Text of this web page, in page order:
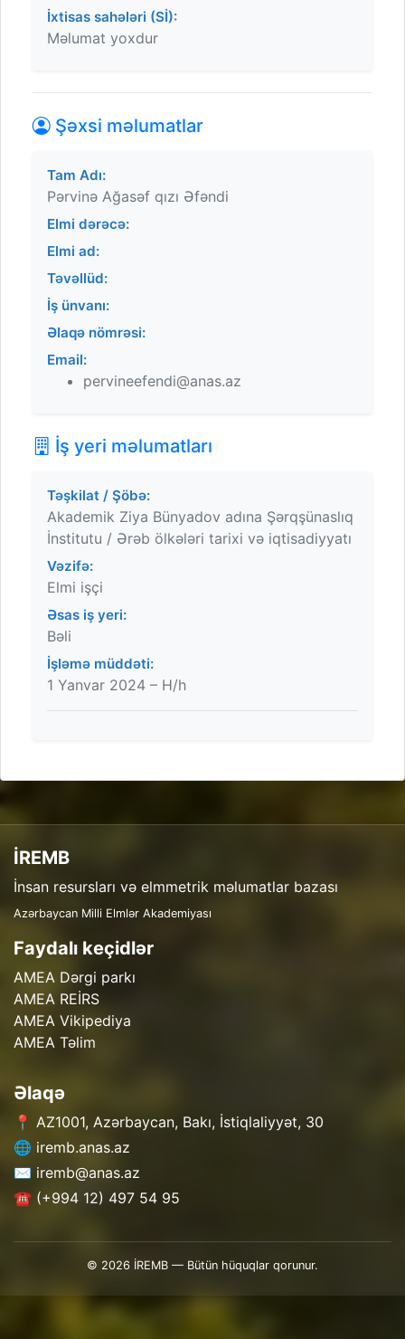
İxtisas sahələri (Sİ):
Məlumat yoxdur
Şəxsi məlumatlar
Tam Adı:
Pərvinə Ağasəf qızı Əfəndi
Elmi dərəcə:
Elmi ad:
Təvəllüd:
İş ünvanı:
Əlaqə nömrəsi:
Email:
pervineefendi@anas.az
İş yeri məlumatları
Təşkilat / Şöbə:
Akademik Ziya Bünyadov adına Şərqşünaslıq
İnstitutu / Ərəb ölkələri tarixi və iqtisadiyyatı
Vəzifə:
Elmi işçi
Əsas iş yeri:
Bəli
İşləmə müddəti:
1 Yanvar 2024 – H/h
İREMB
İnsan resursları və elmmetrik məlumatlar bazası
Azərbaycan Milli Elmlər Akademiyası
Faydalı keçidlər
AMEA Dərgi parkı
AMEA REİRS
AMEA Vikipediya
AMEA Təlim
Əlaqə
📍 AZ1001, Azərbaycan, Bakı, İstiqlaliyyət, 30
🌐 iremb.anas.az
✉️ iremb@anas.az
☎️ (+994 12) 497 54 95
© 2026 İREMB — Bütün hüquqlar qorunur.